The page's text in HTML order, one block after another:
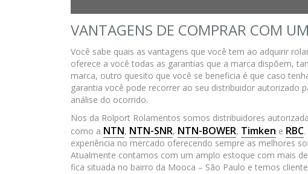
VANTAGENS DE COMPRAR COM
Você sabe quais as vantagens que você tem ao adquirir
oferece a você todas as garantias que a marca dispõem,
marca, outro quesito que você se beneficia é que caso
garantia você pode recorrer ao seu distribuidor autorizado
análise do ocorrido.
Nos da Rolport Rolamentos somos distribuidores
como a NTN, NTN-SNR, NTN-BOWER, Timken e RBC
experiência no mercado oferecendo sempre as melhores
Atualmente contamos com um amplo estoque com mais
fica situada no bairro da Mooca – São Paulo e temos